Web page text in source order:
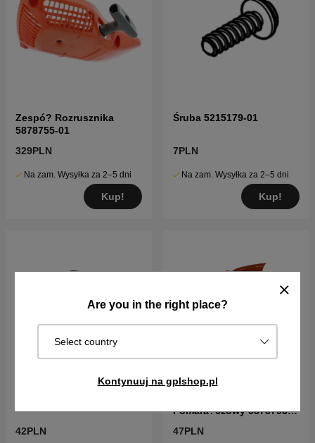
Are you in the right place?
Select country
Kontynuuj na gplshop.pl
Zespó? Rozrusznika
5878755-01
329PLN
Na zam. Wysyłka za 2–5 dni
Kup!
Śruba 5215179-01
7PLN
Na zam. Wysyłka za 2–5 dni
Kup!
42PLN
Pomara?czowy 5878793-
47PLN